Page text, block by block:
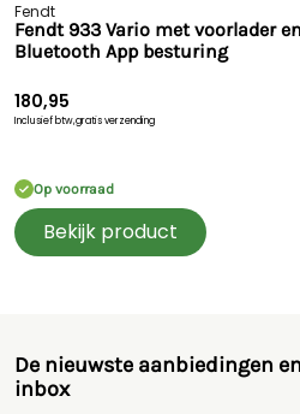
Fendt
Fendt 933 Vario met voorlader en
Bluetooth App besturing
180,95
Inclusief btw,gratis verzending
Op voorraad
Bekijk product
De nieuwste aanbiedingen
inbox